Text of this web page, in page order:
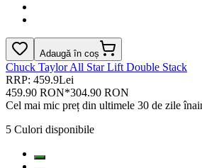
Adaugă în coș
Chuck Taylor All Star Lift Double Stack
RRP: 459.9Lei
459.90 RON*304.90 RON
Cel mai mic preț din ultimele 30 de zile
5 Culori disponibile